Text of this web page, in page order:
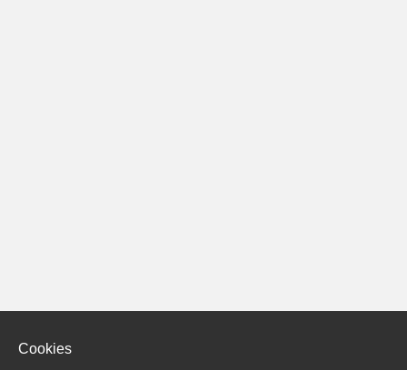
Cookies